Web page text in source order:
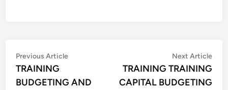
Post
navigation
Previous ArticlePrevious
TRAINING
BUDGETING AND
Next Article
TRAINING TRAINING
CAPITAL BUDGETING